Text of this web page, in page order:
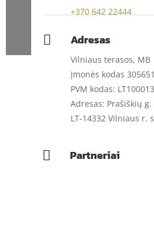
+370642 22444
 Adresas
Vilniaus terasos, MB
Įmonės kodas
PVM kodas:
Adresas: Prašiškių
LT-14332 Vilniaus r.
 Partneriai